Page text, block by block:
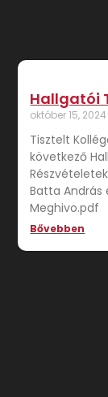
Hallgatói
október 15, 2024
Tisztelt
következő
Batta András
Meghivo.pdf
Bővebben